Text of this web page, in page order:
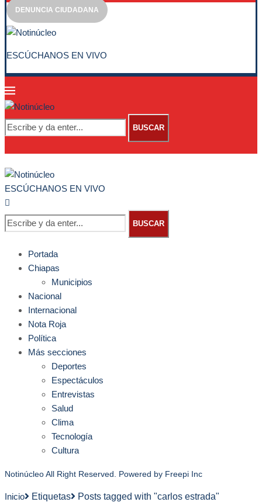
DENUNCIA CIUDADANA
ESCÚCHANOS EN VIVO
BUSCAR
ESCÚCHANOS EN VIVO
BUSCAR
Portada
Chiapas
Municipios
Nacional
Internacional
Nota Roja
Política
Más secciones
Deportes
Espectáculos
Entrevistas
Salud
Clima
Tecnología
Cultura
Notinúcleo All Right Reserved. Powered by Freepi Inc
Inicio Etiquetas Posts tagged with "carlos estrada"